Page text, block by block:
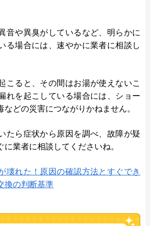
音や異臭がしているなど、明らかに
る場合には、速やかに業者に相談し
こると、その間はお湯が使えないこ
れを起こしている場合には、ショー
などの災害につながりかねません。
たら症状から原因を調べ、故障が疑
に業者に相談してくださいね。
壊れた！原因の確認方法とすぐでき
換の判断基準